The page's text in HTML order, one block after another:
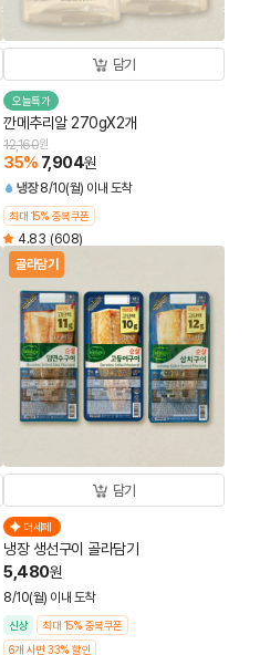
담기
오늘특가
깐메추리알 270gX2개
12,160원
35% 7,904원
냉장 8/10(월) 이내 도착
최대 15% 중복쿠폰
4.83 (608)
골라담기
담기
더세페
냉장 생선구이 골라담기
5,480원
8/10(월) 이내 도착
신상
최대 15% 중복쿠폰
6개 사면 33% 할인